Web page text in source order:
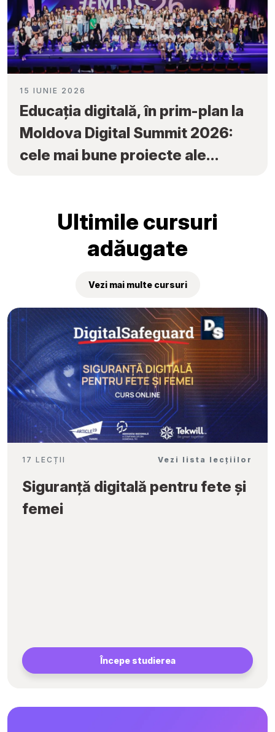
15 IUNIE 2026
Educația digitală, în prim-plan la
Moldova Digital Summit 2026:
cele mai bune proiecte ale
Ultimile cursuri
adăugate
Vezi mai multe cursuri
17 LECȚII Vezi lista lecțiilor
Siguranță digitală pentru fete și
femei
Începe studierea